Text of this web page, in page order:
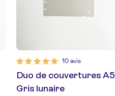
10 avis
Duo de couvertures A5
Gris lunaire